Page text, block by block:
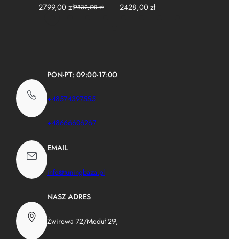
2832,00zł
Pierwotna
2799,00zł
Aktualna
2428,00zł
PON-PT: 09:00-17:00
+48574397555
+48666606267
EMAIL
info@tuningbaza.pl
NASZ ADRES
Żwirowa 72/Moduł 29,